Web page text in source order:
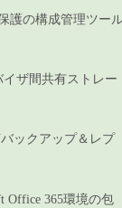
護の構成管理ツー
イザ間共有ストレー
ックアップ＆レプ
Office 365環境の包